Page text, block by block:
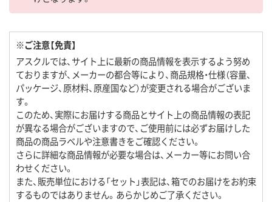
※ご注意【免責】
アスクルでは、サイト上に最新の商品情報を表示するよう努め
ておりますが、メーカーの都合等により、商品規格・仕様（容量、
パッケージ、原材料、原産国など）が変更される場合がございま
す。
このため、実際にお届けする商品とサイト上の商品情報の表記
が異なる場合がございますので、ご使用前には必ずお届けした
商品の商品ラベルや注意書きをご確認ください。
さらに詳細な商品情報が必要な場合は、メーカー等にお問い合
わせください。
また、販売単位における「セット」表記は、箱でのお届けをお約束
するものではありません。あらかじめご了承ください。